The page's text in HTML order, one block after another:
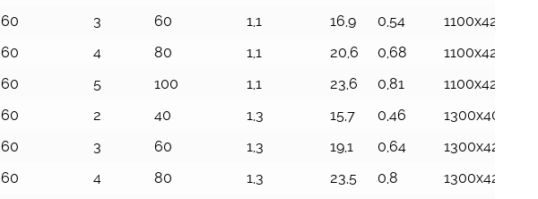
60 3 60 1,1 16,9 0,54
60 4 80 1,1 20,6 0,68
60 5 100 1,1 23,6 0,81
60 2 40 1,3 15,7 0,46
60 3 60 1,3 19,1 0,64
60 4 80 1,3 23,5 0,8